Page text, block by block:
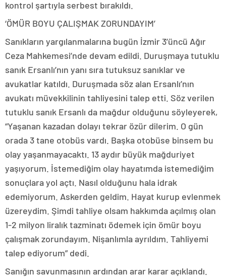
kontrol şartıyla serbest bırakıldı.
‘ÖMÜR BOYU ÇALIŞMAK ZORUNDAYIM’
Sanıkların yargılanmalarına bugün İzmir 3’üncü Ağır
Ceza Mahkemesi’nde devam edildi. Duruşmaya tutuklu
sanık Ersanlı’nın yanı sıra tutuksuz sanıklar ve
avukatlar katıldı. Duruşmada söz alan Ersanlı’nın
avukatı müvekkilinin tahliyesini talep etti. Söz verilen
tutuklu sanık Ersanlı da mağdur olduğunu söyleyerek,
“Yaşanan kazadan dolayı tekrar özür dilerim. O gün
orada 3 tane otobüs vardı. Başka otobüse binsem bu
olay yaşanmayacaktı. 13 aydır büyük mağduriyet
yaşıyorum. İstemediğim olay hayatımda istemediğim
sonuçlara yol açtı. Nasıl olduğunu hala idrak
edemiyorum. Askerden geldim. Hayat kurup evlenmek
üzereydim. Şimdi tahliye olsam hakkımda açılmış olan
1-2 milyon liralık tazminatı ödemek için ömür boyu
çalışmak zorundayım. Nişanlımla ayrıldım. Tahliyemi
talep ediyorum” dedi.
Sanığın savunmasının ardından arar karar açıklandı.